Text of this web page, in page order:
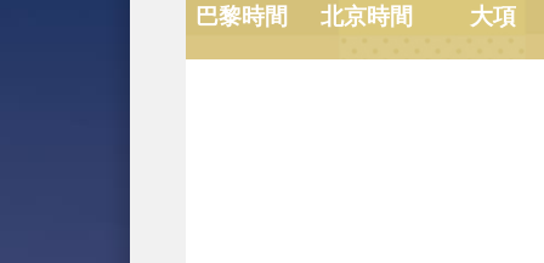
周三
周四
周五